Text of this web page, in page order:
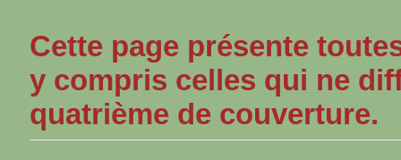
Cette page présente
y compris celles qui ne
quatrième de couverture.